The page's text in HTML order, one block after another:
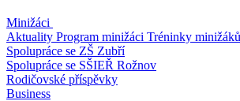
Minižáci
Aktuality Program minižáci Tréninky minižáků
Spolupráce se ZŠ Zubří
Spolupráce se SŠIEŘ Rožnov
Rodičovské příspěvky
Business